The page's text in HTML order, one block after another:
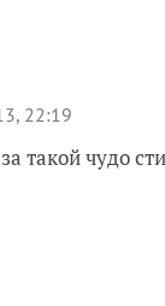
22:19
такой чудо